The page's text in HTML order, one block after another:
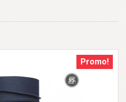
Promo!